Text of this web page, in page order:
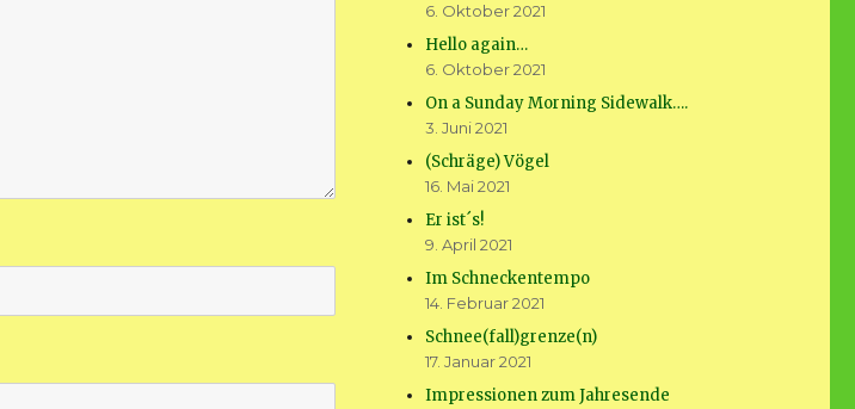
6. Oktober 2021
Hello again…
6. Oktober 2021
On a Sunday Morning Sidewalk….
3. Juni 2021
(Schräge) Vögel
16. Mai 2021
Er ist´s!
9. April 2021
Im Schneckentempo
14. Februar 2021
Schnee(fall)grenze(n)
17. Januar 2021
Impressionen zum Jahresende